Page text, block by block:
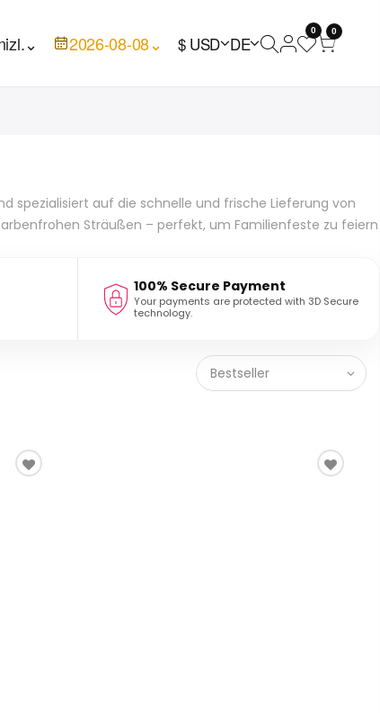
⌄ 2026-08-08⌄ $ USD DE
0 0
spezialisiert auf die schnelle und frische Lieferung von
Sträußen – perfekt, um Familienfeste zu feiern
100% Secure Payment
Your payments are protected with 3D Secure
technology.
Bestseller